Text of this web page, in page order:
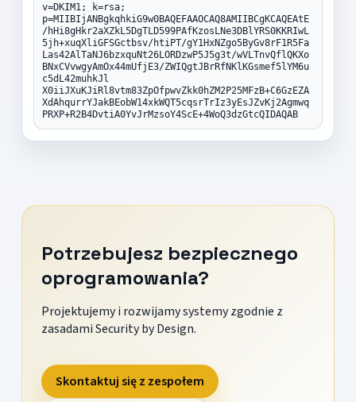
v=DKIM1; k=rsa;
p=MIIBIjANBgkqhkiG9w0BAQEFAAOCAQ8AMIIBCgKCAQEAtE
/hHi8gHkr2aXZkL5DgTLD599PAfKzosLNe3DBlYRS0KKRIwL
5jh+xuqXliGFSGctbsv/htiPT/gY1HxNZgo5ByGv8rF1R5Fa
Las42AlTaNJ6bzxquNt26LORDzwP5J5g3t/wVLTnvQflQKXo
BNxCVvwgyAmOx44mUfjE3/ZWIQgtJBrRfNKlKGsmef5lYM6u
c5dL42muhkJl
X0iiJXuKJiRl8vtm83ZpOfpwvZkk0hZM2P25MFzB+C6GzEZA
XdAhqurrYJakBEobW14xkWQT5cqsrTrIz3yEsJZvKj2Agmwq
PRXP+R2B4DvtiA0YvJrMzsoY4ScE+4WoQ3dzGtcQIDAQAB
Potrzebujesz bezpiecznego
oprogramowania?
Projektujemy i rozwijamy systemy zgodnie z
zasadami Security by Design.
Skontaktuj się z zespołem